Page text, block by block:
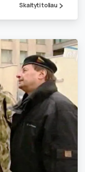
Skaityti toliau